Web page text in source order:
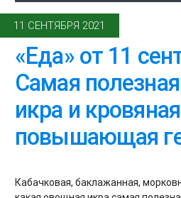
11 СЕНТЯБРЯ 2021
«Еда» от 11
Самая
икра и
повышающая
Кабачковая, баклажанная,